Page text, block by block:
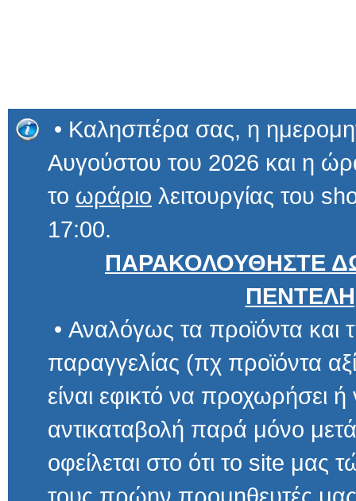
• Καλησπέρα σας, η
Αυγούστου του 2026 και
το ωράριο λειτουργίας του
17:00.
ΠΑΡΑΚΟΛΟΥΘΗΣΤΕ
• Αναλόγως τα προϊόντα και
παραγγελίας (πχ προϊόντα αξίας
είναι εφικτό να προχωρήσει ή να
αντικαταβολή παρά μόνο μετά
οφείλεται στο ότι το site μας τώρα
τους πρώην προμηθευτές μας